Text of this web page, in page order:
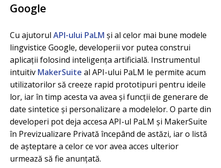
Google
Cu ajutorul API-ului PaLM și al celor mai bune modele
lingvistice Google, developerii vor putea construi
aplicații folosind inteligența artificială. Instrumentul
intuitiv MakerSuite al API-ului PaLM le permite acum
utilizatorilor să creeze rapid prototipuri pentru ideile
lor, iar în timp acesta va avea și funcții de generare de
date sintetice și personalizare a modelelor. O parte din
developeri pot deja accesa API-ul PaLM și MakerSuite
în Previzualizare Privată începând de astăzi, iar o listă
de așteptare a celor ce vor avea acces ulterior
urmează să fie anunțată.